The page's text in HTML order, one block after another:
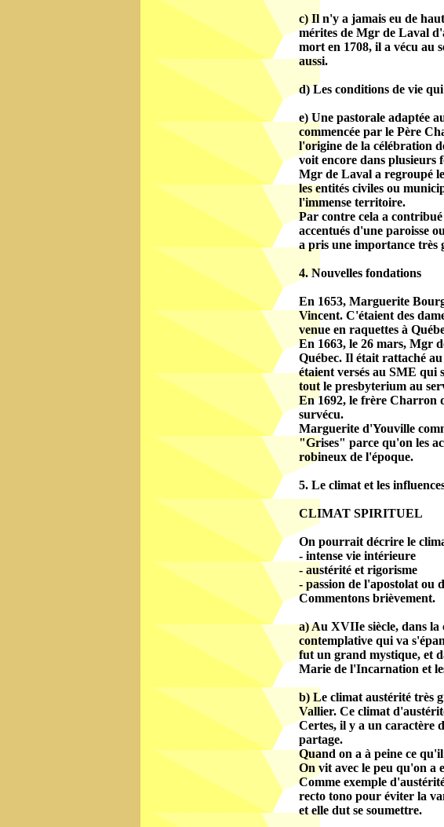
c) Il n'y a jamais eu de
mérites de Mgr de Laval
mort en 1708, il a vécu au
aussi.
d) Les conditions de vie
e) Une pastorale adaptée
commencée par le Père
l'origine de la célébration
voit encore dans plusieurs
Mgr de Laval a regroupé
les entités civiles ou
l'immense territoire.
Par contre cela a
accentués d'une paroisse
a pris une importance très
4. Nouvelles fondations
En 1653, Marguerite
Vincent. C'étaient des
venue en raquettes à
En 1663, le 26 mars, Mgr
Québec. Il était rattaché
étaient versés au SME qui
tout le presbyterium au
En 1692, le frère Charron
survécu.
Marguerite d'Youville
"Grises" parce qu'on les
robineux de l'époque.
5. Le climat et les
CLIMAT SPIRITUEL
On pourrait décrire le
- intense vie intérieure
- austérité et rigorisme
- passion de l'apostolat ou
Commentons brièvement.
a) Au XVIIe siècle, dans la
contemplative qui va
fut un grand mystique, et
Marie de l'Incarnation et
b) Le climat austérité très
Vallier. Ce climat
Certes, il y a un caractère
partage.
Quand on a à peine ce
On vit avec le peu qu'on a
Comme exemple
recto tono pour éviter la
et elle dut se soumettre.